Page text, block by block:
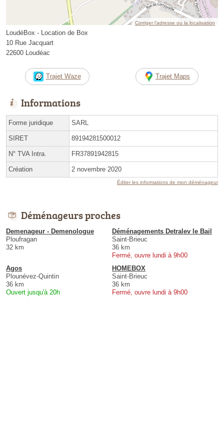
Corriger l’adresse ou la localisation
LoudéBox - Location de Box
10 Rue Jacquart
22600 Loudéac
Trajet Waze Trajet Maps
Informations
Forme juridique SARL
SIRET 89194281500012
N° TVA Intra. FR37891942815
Création 2 novembre 2020
Éditer les informations de mon déménageur
Déménageurs proches
Demenageur - Demenologue
Ploufragan
32 km
Déménagements Detralev le Bail
Saint-Brieuc
36 km
Fermé, ouvre lundi à 9h00
Agos
Plounévez-Quintin
36 km
Ouvert jusqu'à 20h
HOMEBOX
Saint-Brieuc
36 km
Fermé, ouvre lundi à 9h00